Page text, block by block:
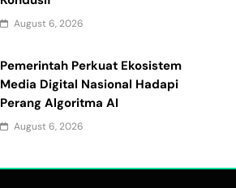
August 6, 2026
Pemerintah Perkuat Ekosistem
Media Digital Nasional Hadapi
Perang Algoritma AI
August 6, 2026